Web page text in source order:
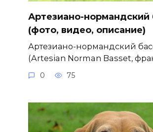
Артезиано-нормандский
(фото, видео, описание)
Артезиано-нормандский
(Artesian Norman Basset,
0 75